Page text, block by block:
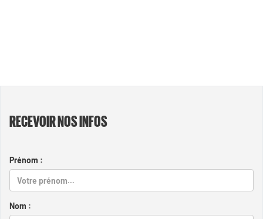
RECEVOIR NOS INFOS
Prénom :
Nom :